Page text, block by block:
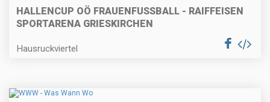
HALLENCUP OÖ FRAUENFUSSBALL - RAIFFEISEN S
PORTARENA GRIESKIRCHEN
Hausruckviertel